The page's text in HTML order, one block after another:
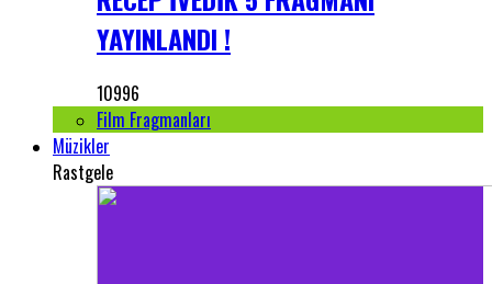
YAYINLANDI !
10996
Film Fragmanları
Müzikler
Rastgele